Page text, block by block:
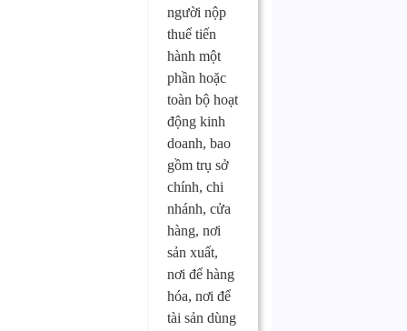
người nộp
thuế tiến
hành một
phần hoặc
toàn bộ hoạt
động kinh
doanh, bao
gồm trụ sở
chính, chi
nhánh, cửa
hàng, nơi
sản xuất,
nơi để hàng
hóa, nơi để
tài sản dùng